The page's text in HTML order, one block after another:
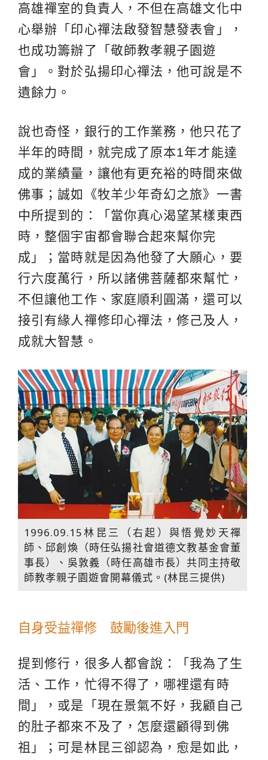
高雄禪室的負責人，不但在高雄文化中
心舉辦「印心禪法啟發智慧發表會」，
也成功籌辦了「敬師教孝親子園遊
會」。對於弘揚印心禪法，他可說是不
遺餘力。
說也奇怪，銀行的工作業務，他只花了
半年的時間，就完成了原本1年才能達
成的業績量，讓他有更充裕的時間來做
佛事；誠如《牧羊少年奇幻之旅》一書
中所提到的：「當你真心渴望某樣東西
時，整個宇宙都會聯合起來幫你完
成」；當時就是因為他發了大願心，要
行六度萬行，所以諸佛菩薩都來幫忙，
不但讓他工作、家庭順利圓滿，還可以
接引有緣人禪修印心禪法，修己及人，
成就大智慧。
1996.09.15林昆三（右起）與悟覺妙天禪
師、邱創煥（時任弘揚社會道德文教基金會董
事長）、吳敦義（時任高雄市長）共同主持敬
師教孝親子園遊會開幕儀式。(林昆三提供)
自身受益禪修 鼓勵後進入門
提到修行，很多人都會說：「我為了生
活、工作，忙得不得了，哪裡還有時
間」，或是「現在景氣不好，我顧自己
的肚子都來不及了，怎麼還顧得到佛
祖」；可是林昆三卻認為，愈是如此，